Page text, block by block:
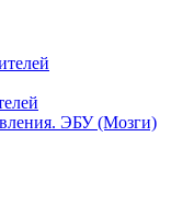
ЭБУ (Мозги)